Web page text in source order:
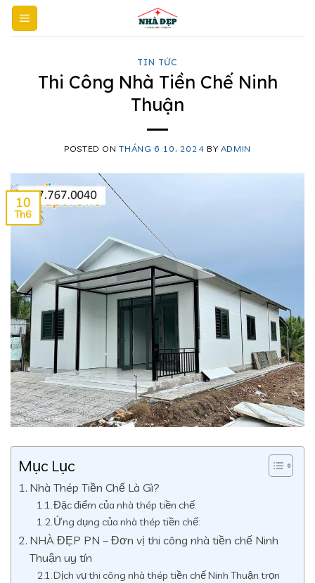
Skip
TIN TỨC
Thi Công Nhà Tiền Chế Ninh
Thuận
POSTED ONTHÁNG 6 10, 2024 BY ADMIN
10
Th6
Mục Lục
Nhà Thép Tiền Chế Là Gì?
Đặc điểm của nhà thép tiền chế:
Ứng dụng của nhà thép tiền chế:
NHÀ ĐẸP PN – Đơn vị thi công nhà tiền chế Ninh
Thuận uy tín
Dịch vụ thi công nhà thép tiền chế Ninh Thuận trọn